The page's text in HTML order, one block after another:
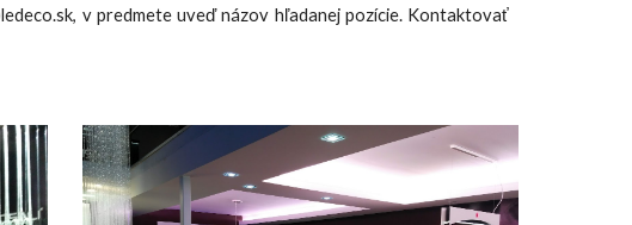
v predmete uveď názov hľadanej pozície. Kontaktovať